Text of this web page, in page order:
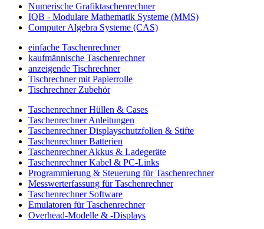
Numerische Grafiktaschenrechner
IQB - Modulare Mathematik Systeme (MMS)
Computer Algebra Systeme (CAS)
einfache Taschenrechner
kaufmännische Taschenrechner
anzeigende Tischrechner
Tischrechner mit Papierrolle
Tischrechner Zubehör
Taschenrechner Hüllen & Cases
Taschenrechner Anleitungen
Taschenrechner Displayschutzfolien & Stifte
Taschenrechner Batterien
Taschenrechner Akkus & Ladegeräte
Taschenrechner Kabel & PC-Links
Programmierung & Steuerung für Taschenrechner
Messwerterfassung für Taschenrechner
Taschenrechner Software
Emulatoren für Taschenrechner
Overhead-Modelle & -Displays